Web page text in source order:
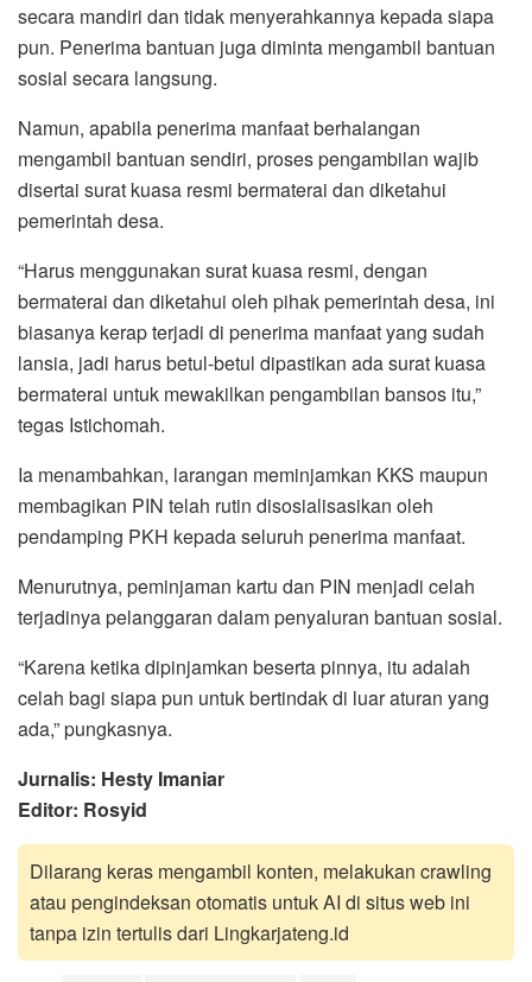
secara mandiri dan tidak menyerahkannya kepada siapa
pun. Penerima bantuan juga diminta mengambil bantuan
sosial secara langsung.
Namun, apabila penerima manfaat berhalangan
mengambil bantuan sendiri, proses pengambilan wajib
disertai surat kuasa resmi bermaterai dan diketahui
pemerintah desa.
“Harus menggunakan surat kuasa resmi, dengan
bermaterai dan diketahui oleh pihak pemerintah desa, ini
biasanya kerap terjadi di penerima manfaat yang sudah
lansia, jadi harus betul-betul dipastikan ada surat kuasa
bermaterai untuk mewakilkan pengambilan bansos itu,”
tegas Istichomah.
Ia menambahkan, larangan meminjamkan KKS maupun
membagikan PIN telah rutin disosialisasikan oleh
pendamping PKH kepada seluruh penerima manfaat.
Menurutnya, peminjaman kartu dan PIN menjadi celah
terjadinya pelanggaran dalam penyaluran bantuan sosial.
“Karena ketika dipinjamkan beserta pinnya, itu adalah
celah bagi siapa pun untuk bertindak di luar aturan yang
ada,” pungkasnya.
Jurnalis: Hesty Imaniar
Editor: Rosyid
Dilarang keras mengambil konten, melakukan crawling
atau pengindeksan otomatis untuk AI di situs web ini
tanpa izin tertulis dari Lingkarjateng.id